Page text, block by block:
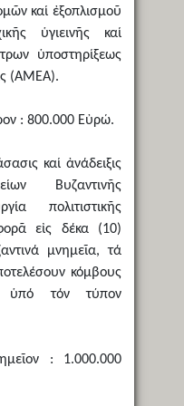
καί ἐξοπλισμοῦ
ὑγιεινῆς καί
ὑποστηρίξεως
(ΑΜΕΑ).
: 800.000 Εὐρώ.
καί ἀνάδειξις
Βυζαντινῆς
πολιτιστικῆς
εἰς δέκα (10)
μνημεῖα, τά
κόμβους
ὑπό τόν τύπον
: 1.000.000